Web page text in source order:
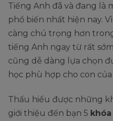
Tiếng Anh đã và đang là
phổ biến nhất hiện nay.
càng chú trọng hơn
tiếng Anh ngay từ rất
cũng dễ dàng lựa chọn
học phù hợp cho con
Thấu hiểu được những
giới thiệu đến bạn 5